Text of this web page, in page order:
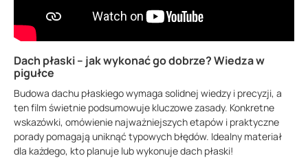
Dach płaski – jak wykonać go dobrze? Wiedza w
pigułce
Budowa dachu płaskiego wymaga solidnej wiedzy i precyzji, a
ten film świetnie podsumowuje kluczowe zasady. Konkretne
wskazówki, omówienie najważniejszych etapów i praktyczne
porady pomagają uniknąć typowych błędów. Idealny materiał
dla każdego, kto planuje lub wykonuje dach płaski!